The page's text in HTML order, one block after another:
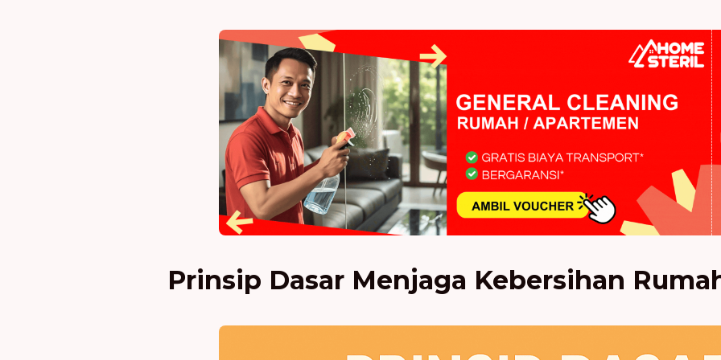
Prinsip Dasar Menjaga Kebersihan